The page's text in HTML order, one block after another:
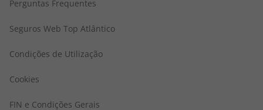
Perguntas Frequentes
Seguros Web Top Atlântico
Condições de Utilização
Cookies
FIN e Condições Gerais